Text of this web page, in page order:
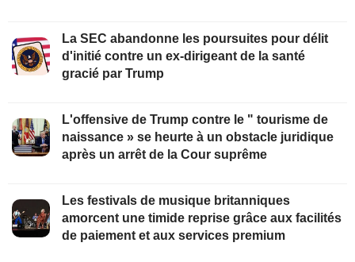
La SEC abandonne les poursuites pour délit
d'initié contre un ex-dirigeant de la santé
gracié par Trump
L'offensive de Trump contre le " tourisme de
naissance » se heurte à un obstacle juridique
après un arrêt de la Cour suprême
Les festivals de musique britanniques
amorcent une timide reprise grâce aux facilités
de paiement et aux services premium